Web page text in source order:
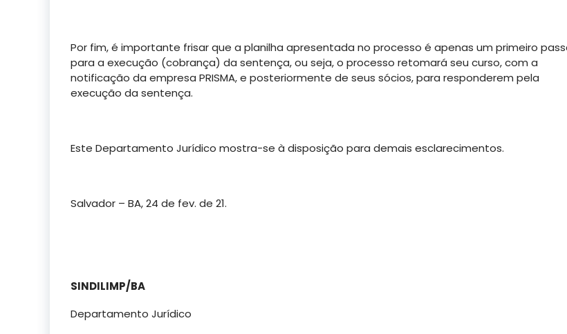
Por fim, é importante frisar que a planilha apresentada no processo é apenas um primeiro
para a execução (cobrança) da sentença, ou seja, o processo retomará seu curso, com a
notificação da empresa PRISMA, e posteriormente de seus sócios, para responderem pela
execução da sentença.
Este Departamento Jurídico mostra-se à disposição para demais esclarecimentos.
Salvador – BA, 24 de fev. de 21.
SINDILIMP/BA
Departamento Jurídico